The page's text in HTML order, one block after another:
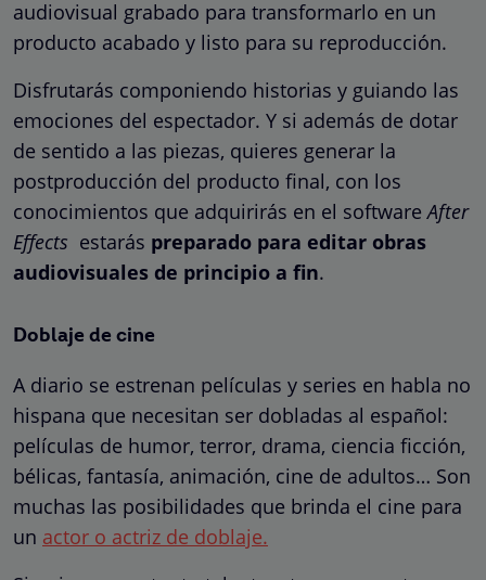
audiovisual grabado para transformarlo en un
producto acabado y listo para su reproducción.
Disfrutarás componiendo historias y guiando las
emociones del espectador. Y si además de dotar
de sentido a las piezas, quieres generar la
postproducción del producto final, con los
conocimientos que adquirirás en el softwareAfter
Effects estarás preparado para editar obras
audiovisuales de principio a fin.
Doblaje de cine
A diario se estrenan películas y series en habla no
hispana que necesitan ser dobladas al español:
películas de humor, terror, drama, ciencia ficción,
bélicas, fantasía, animación, cine de adultos… Son
muchas las posibilidades que brinda el cine para
un actor o actriz de doblaje.